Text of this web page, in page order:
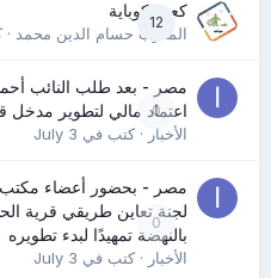
12
كعب كوباية
المدرب حسام الدين محمد·
0
مصر - بعد طلب النائب أحمد
اعتماد مالي لتطوير مدخل
الأخبار· كتب في July 3
0
مصر - بحضور أعضاء مكتب
لجنة تعاين طريقي قرية
بالنهضة تمهيدًا لبدء تطويره
الأخبار· كتب في July 3